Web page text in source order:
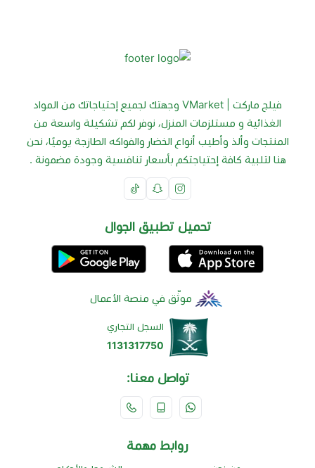
فيلج ماركت | VMarket وجهتك لجميع إحتياجاتك من المواد
الغذائية و مستلزمات المنزل، نوفر لكم تشكيلة واسعة من
المنتجات وألذ وأطيب أنواع الخضار والفواكه الطازجة يوميًا، نحن
هنا لتلبية كافة إحتياجتكم بأسعار تنافسية وجودة مضمونة .
تحميل تطبيق الجوال
موثّق في منصة الأعمال
السجل التجاري
1131317750
تواصل معنا:
روابط مهمة